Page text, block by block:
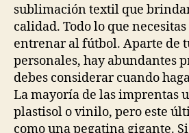
sublimación textil que
calidad. Todo lo que
entrenar al fútbol. Aparte de
personales, hay abundantes
debes considerar cuando
La mayoría de las imprentas
plastisol o vinilo, pero este
como una pegatina gigante.